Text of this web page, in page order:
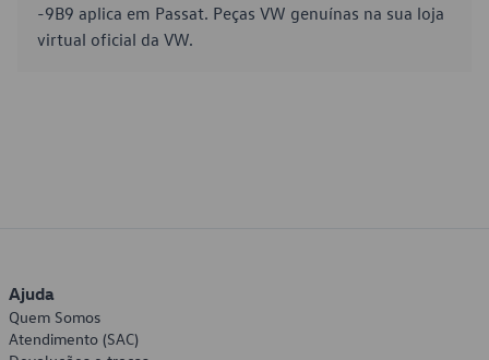
-9B9 aplica em Passat. Peças VW genuínas na sua loja
virtual oficial da VW.
Ajuda
Quem Somos
Atendimento (SAC)